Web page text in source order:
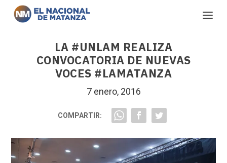
LA #UNLAM REALIZA
CONVOCATORIA DE NUEVAS
VOCES #LAMATANZA
7 enero, 2016
COMPARTIR: